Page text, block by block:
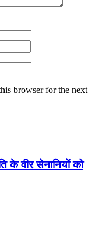
browser for the next
के वीर सेनानियों को